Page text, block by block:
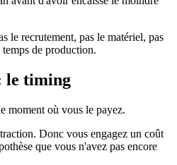
le recrutement, pas le matériel, pas
de production.
le timing
moment où vous le payez.
Donc vous engagez un coût
que vous n'avez pas encore